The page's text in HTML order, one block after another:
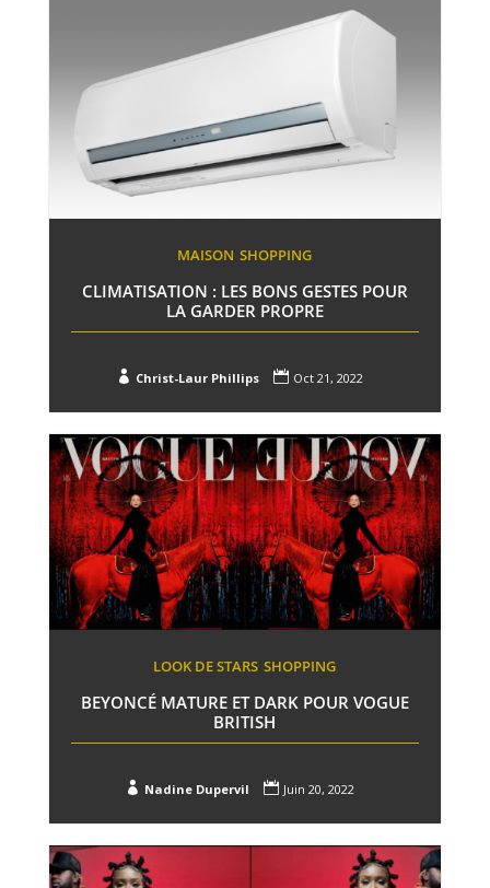
MAISON SHOPPING
CLIMATISATION : LES BONS GESTES POUR
LA GARDER PROPRE
 Christ-Laur Phillips  Oct 21, 2022
LOOK DE STARS SHOPPING
BEYONCÉ MATURE ET DARK POUR VOGUE
BRITISH
 Nadine Dupervil  Juin 20, 2022